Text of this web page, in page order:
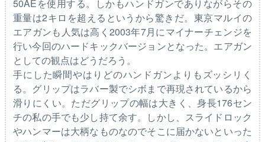
50AEを使用する。しかもハンドガンでありながらその
重量は2キロを超えるというから驚きだ。東京マルイの
エアガンも人気は高く2003年7月にマイナーチェンジを
行い今回のハードキックバージョンとなった。エアガン
としての観点はどうだろう。
手にした瞬間やはりどのハンドガンよりもズッシリく
る。グリップはラバー製でシボまで再現されているから
滑りにくい。ただグリップの幅は大きく、身長176セン
チの私の手でも少し持て余す。しかし、スライドロック
やハンマーは大柄なものなのでそこに届かないといった